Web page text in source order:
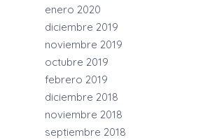
enero 2020
diciembre 2019
noviembre 2019
octubre 2019
febrero 2019
diciembre 2018
noviembre 2018
septiembre 2018